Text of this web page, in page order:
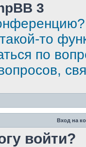
3
то
по
Вход на
войти?